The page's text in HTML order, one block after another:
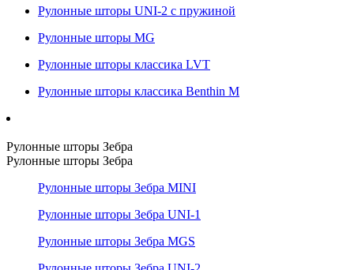
Рулонные шторы UNI-2 с пружиной
Рулонные шторы MG
Рулонные шторы классика LVT
Рулонные шторы классика Benthin M
Рулонные шторы Зебра
Рулонные шторы Зебра
Рулонные шторы Зебра MINI
Рулонные шторы Зебра UNI-1
Рулонные шторы Зебра MGS